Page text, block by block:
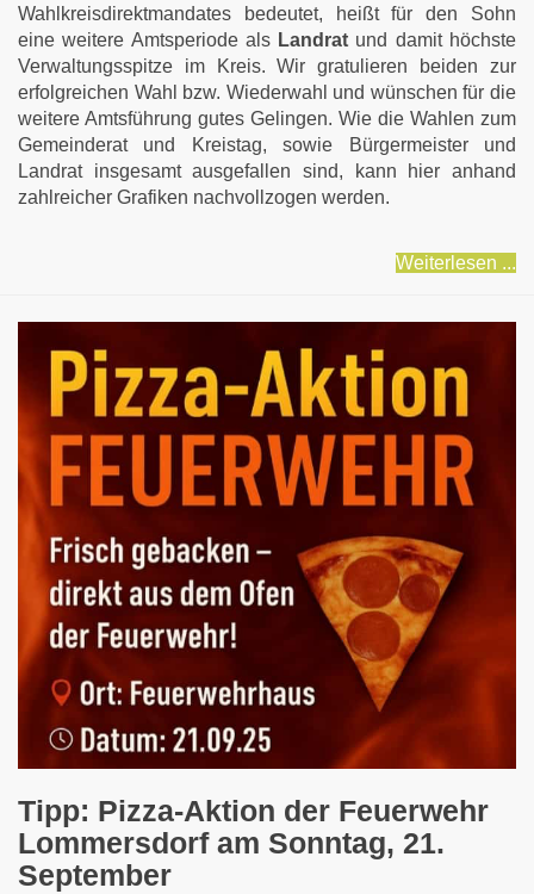
Wahlkreisdirektmandates bedeutet, heißt für den Sohn
eine weitere Amtsperiode als Landrat und damit höchste
Verwaltungsspitze im Kreis. Wir gratulieren beiden zur
erfolgreichen Wahl bzw. Wiederwahl und wünschen für die
weitere Amtsführung gutes Gelingen. Wie die Wahlen zum
Gemeinderat und Kreistag, sowie Bürgermeister und
Landrat insgesamt ausgefallen sind, kann hier anhand
zahlreicher Grafiken nachvollzogen werden.
Weiterlesen ...
Tipp: Pizza-Aktion der Feuerwehr
Lommersdorf am Sonntag, 21.
September